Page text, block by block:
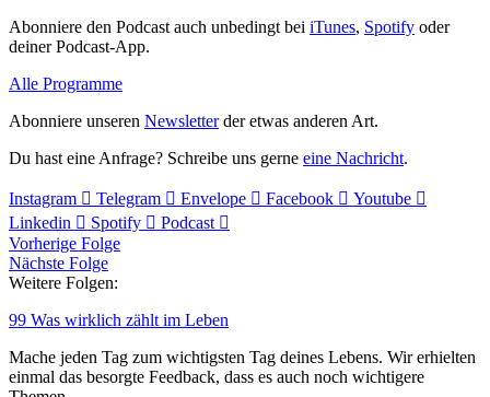
Abonniere den Podcast auch unbedingt bei iTunes, Spotify oder
deiner Podcast-App.
Alle Programme
Abonniere unseren Newsletterder etwas anderen Art.
Du hast eine Anfrage? Schreibe uns gerne eine Nachricht.
Instagram Telegram Envelope Facebook
Youtube
Linkedin
Spotify
Podcast
Vorherige Folge
Nächste Folge
Weitere Folgen:
99 Was wirklich zählt im Leben
Mache jeden Tag zum wichtigsten Tag deines Lebens. Wir erhielten
einmal das besorgte Feedback, dass es auch noch wichtigere